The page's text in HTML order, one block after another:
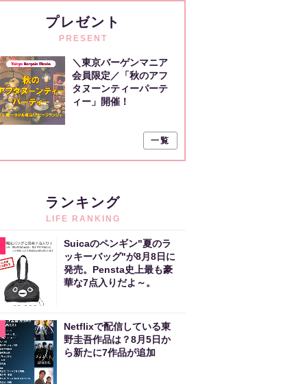
プレゼント
PRESENT
＼東京バーゲンマニア
会員限定／「秋のアフ
タヌーンティーパーテ
ィー」開催！
一覧
ランキング
LIFE RANKING
Suicaのペンギン"夏のラ
ッキーバッグ"が8月8日に
発売。Pensta史上最も豪
華な7点入りだよ～。
Netflixで配信している東
野圭吾作品は？8月5日か
ら新たに7作品が追加